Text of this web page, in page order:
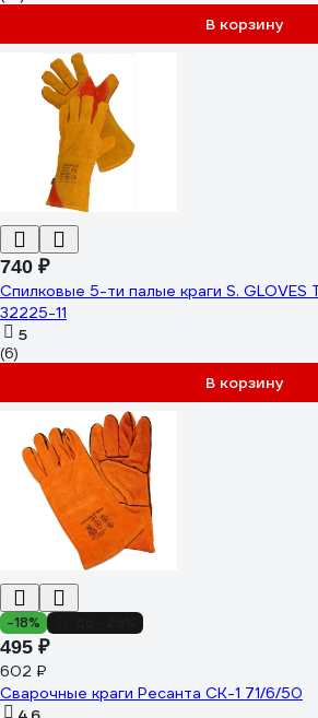
В корзину
740 ₽
Спилковые 5-ти палые краги S. GLOVES
32225-11
5
(6)
В корзину
-18%
495 ₽
602 ₽
Сварочные краги Ресанта СК-1 71/6/50